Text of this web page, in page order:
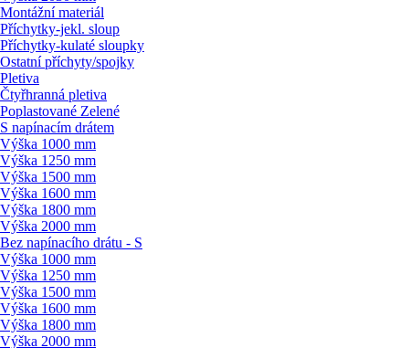
Montážní materiál
Příchytky-jekl. sloup
Příchytky-kulaté sloupky
Ostatní příchyty/spojky
Pletiva
Čtyřhranná pletiva
Poplastované Zelené
S napínacím drátem
Výška 1000 mm
Výška 1250 mm
Výška 1500 mm
Výška 1600 mm
Výška 1800 mm
Výška 2000 mm
Bez napínacího drátu - S
Výška 1000 mm
Výška 1250 mm
Výška 1500 mm
Výška 1600 mm
Výška 1800 mm
Výška 2000 mm